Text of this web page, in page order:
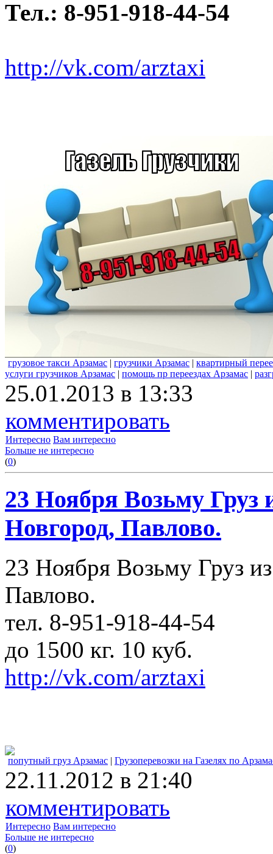
Тел.: 8-951-918-44-54
http://vk.com/arztaxi
грузовое такси Арзамас | грузчики Арзамас | квартирный
услуги грузчиков Арзамас | помощь пр переездах Арзамас |
25.01.2013 в 13:33
комментировать
Интересно Вам интересно
Больше не интересно
(0)
23 Ноября Возьму
Новгород, Павлово.
23 Ноября Возьму Груз
Павлово.
тел. 8-951-918-44-54
до 1500 кг. 10 куб.
http://vk.com/arztaxi
попутный груз Арзамас | Грузоперевозки на Газелях по
22.11.2012 в 21:40
комментировать
Интересно Вам интересно
Больше не интересно
(0)